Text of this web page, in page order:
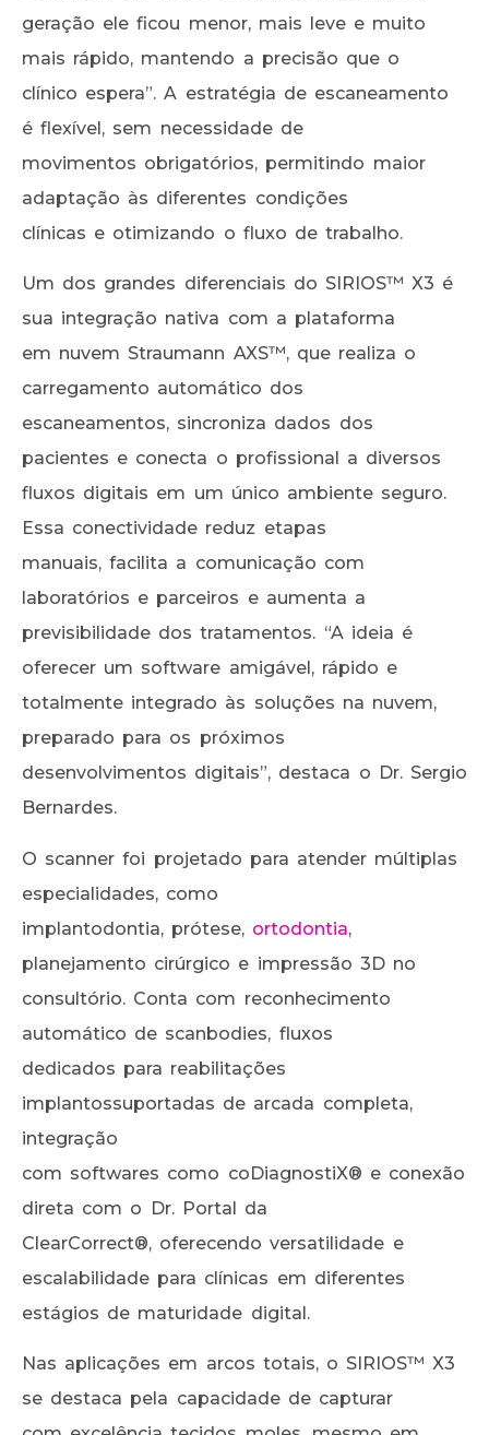
geração ele ficou menor, mais leve e muito
mais rápido, mantendo a precisão que o
clínico espera”. A estratégia de escaneamento
é flexível, sem necessidade de
movimentos obrigatórios, permitindo maior
adaptação às diferentes condições
clínicas e otimizando o fluxo de trabalho.
Um dos grandes diferenciais do SIRIOS™ X3 é
sua integração nativa com a plataforma
em nuvem Straumann AXS™, que realiza o
carregamento automático dos
escaneamentos, sincroniza dados dos
pacientes e conecta o profissional a diversos
fluxos digitais em um único ambiente seguro.
Essa conectividade reduz etapas
manuais, facilita a comunicação com
laboratórios e parceiros e aumenta a
previsibilidade dos tratamentos. “A ideia é
oferecer um software amigável, rápido e
totalmente integrado às soluções na nuvem,
preparado para os próximos
desenvolvimentos digitais”, destaca o Dr. Sergio
Bernardes.
O scanner foi projetado para atender múltiplas
especialidades, como
implantodontia, prótese, ortodontia,
planejamento cirúrgico e impressão 3D no
consultório. Conta com reconhecimento
automático de scanbodies, fluxos
dedicados para reabilitações
implantossuportadas de arcada completa,
integração
com softwares como coDiagnostiX® e conexão
direta com o Dr. Portal da
ClearCorrect®, oferecendo versatilidade e
escalabilidade para clínicas em diferentes
estágios de maturidade digital.
Nas aplicações em arcos totais, o SIRIOS™ X3
se destaca pela capacidade de capturar